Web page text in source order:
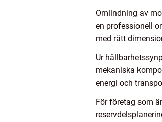
Omlindning av
en professionell
med rätt
Ur
mekaniska
energi och
För företag som